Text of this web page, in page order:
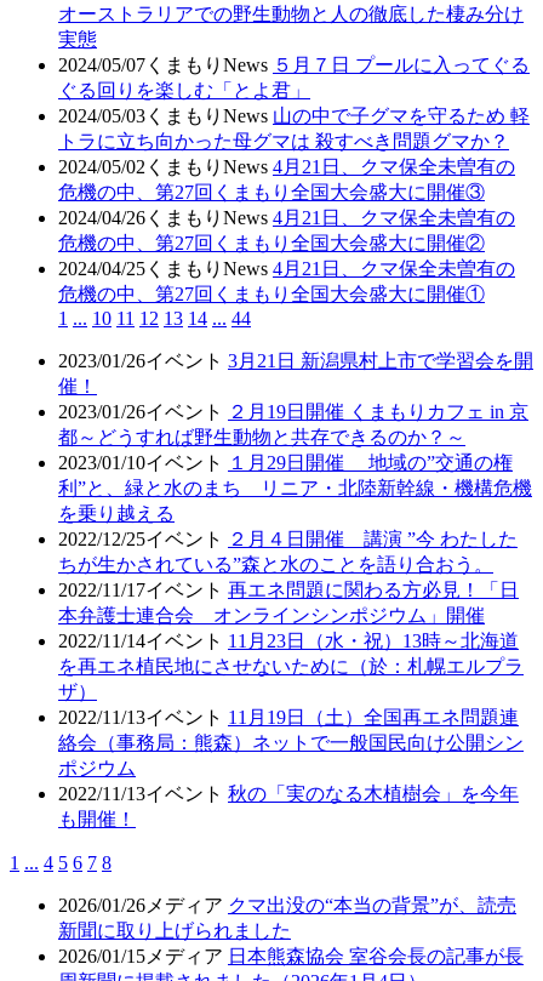
オーストラリアでの野生動物と人の徹底した棲み分け
実態
2024/05/07 くまもりNews ５月７日 プールに入ってぐる
ぐる回りを楽しむ「とよ君」
2024/05/03 くまもりNews 山の中で子グマを守るため 軽
トラに立ち向かった母グマは 殺すべき問題グマか？
2024/05/02 くまもりNews 4月21日、クマ保全未曽有の
危機の中、第27回くまもり全国大会盛大に開催③
2024/04/26 くまもりNews 4月21日、クマ保全未曽有の
危機の中、第27回くまもり全国大会盛大に開催②
2024/04/25 くまもりNews 4月21日、クマ保全未曽有の
危機の中、第27回くまもり全国大会盛大に開催①
1 ... 10 11 12 13 14 ... 44
2023/01/26イベント 3月21日 新潟県村上市で学習会を開
催！
2023/01/26イベント
２月19日開催 くまもりカフェ in 京
都～どうすれば野生動物と共存できるのか？～
2023/01/10イベント
１月29日開催 地域の”交通の権
利”と、緑と水のまち リニア・北陸新幹線・機構危機
を乗り越える
2022/12/25イベント
２月４日開催 講演 ”今 わたした
ちが生かされている”森と水のことを語り合おう。
2022/11/17イベント 再エネ問題に関わる方必見！「日
本弁護士連合会 オンラインシンポジウム」開催
2022/11/14イベント 11月23日（水・祝）13時～北海道
を再エネ植民地にさせないために（於：札幌エルプラ
ザ）
2022/11/13イベント 11月19日（土）全国再エネ問題連
絡会（事務局：熊森）ネットで一般国民向け公開シン
ポジウム
2022/11/13イベント 秋の「実のなる木植樹会」を今年
も開催！
1 ... 4 5 6 7 8
2026/01/26 メディア クマ出没の“本当の背景”が、読売
新聞に取り上げられました
2026/01/15 メディア 日本熊森協会 室谷会長の記事が長